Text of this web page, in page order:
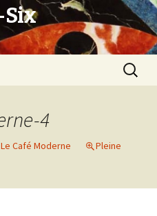
4
Le Café Moderne
Pleine